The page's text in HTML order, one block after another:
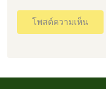
โพสต์ความเห็น